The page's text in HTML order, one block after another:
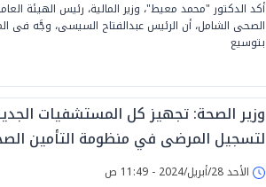
أكد الدكتور "محمد معيط"، وزير المالية، رئيس الهيئة
الصحى الشامل، أن الرئيس عبدالفتاح السيسى، وجَّه فى
بتوسيع
وزير الصحة: تجهيز كل المستشفيات
لتسجيل المرضى في منظومة التأمين
الأحد 28/أبريل/2024 - 11:49 ص